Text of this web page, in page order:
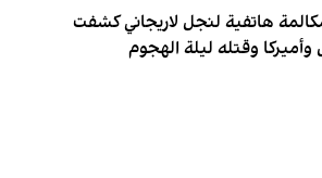
مكالمة هاتفية لنجل لاريجاني كشفت
وقتله ليلة الهجوم